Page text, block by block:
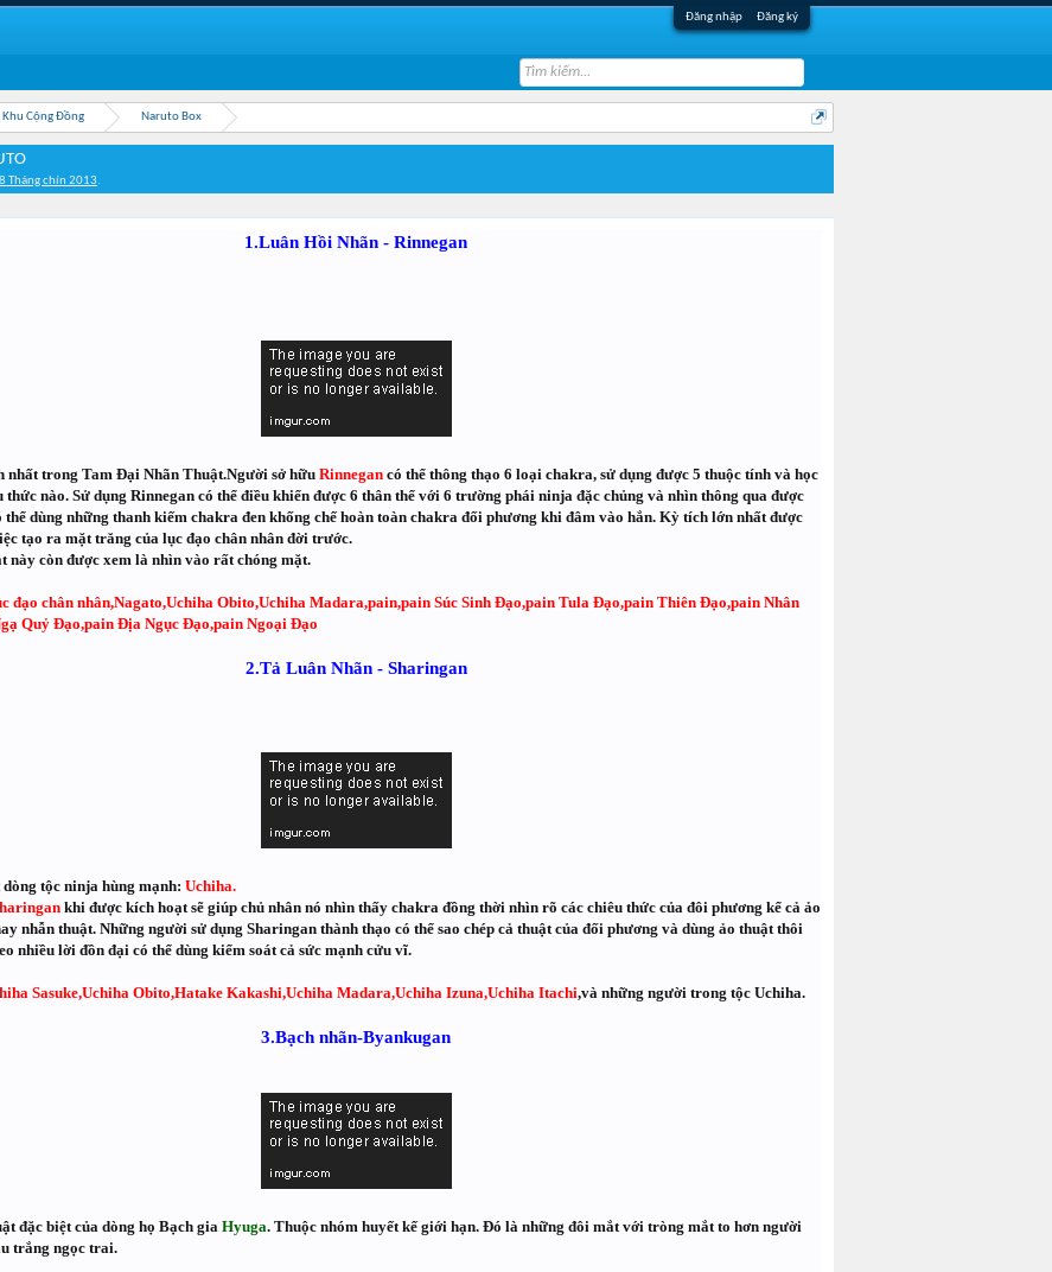
Đăng nhập Đăng ký
Khu Cộng Đồng Naruto Box
Tháng chín 2013.
1.Luân Hồi Nhãn - Rinnegan
nhất trong Tam Đại Nhãn Thuật.Người sở hữu Rinnegan có thể thông thạo 6 loại chakra, sử dụng được 5 thuộc tính và học
thức nào. Sử dụng Rinnegan có thể điều khiển được 6 thân thể với 6 trường phái ninja đặc chủng và nhìn thông qua được
thể dùng những thanh kiếm chakra đen khống chế hoàn toàn chakra đối phương khi đâm vào hắn. Kỳ tích lớn nhất được
tạo ra mặt trăng của lục đạo chân nhân đời trước.
này còn được xem là nhìn vào rất chóng mặt.
đạo chân nhân,Nagato,Uchiha Obito,Uchiha Madara,pain,pain Súc Sinh Đạo,pain Tula Đạo,pain Thiên Đạo,pain Nhân
Quỷ Đạo,pain Địa Ngục Đạo,pain Ngoại Đạo
2.Tả Luân Nhãn - Sharingan
tộc ninja hùng mạnh: Uchiha.
khi được kích hoạt sẽ giúp chủ nhân nó nhìn thấy chakra đồng thời nhìn rõ các chiêu thức của đôi phương kể cả ảo
nhẫn thuật. Những người sử dụng Sharingan thành thạo có thể sao chép cả thuật của đối phương và dùng ảo thuật thôi
nhiều lời đồn đại có thể dùng kiểm soát cả sức mạnh cửu vĩ.
Sasuke,Uchiha Obito,Hatake Kakashi,Uchiha Madara,Uchiha Izuna,Uchiha Itachi,và những người trong tộc Uchiha.
3.Bạch nhãn-Byankugan
đặc biệt của dòng họ Bạch gia Hyuga. Thuộc nhóm huyết kế giới hạn. Đó là những đôi mắt với tròng mắt to hơn người
trắng ngọc trai.